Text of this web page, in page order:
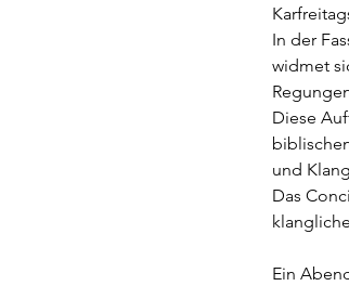
In der
widmet
Diese
und
Das
Ein